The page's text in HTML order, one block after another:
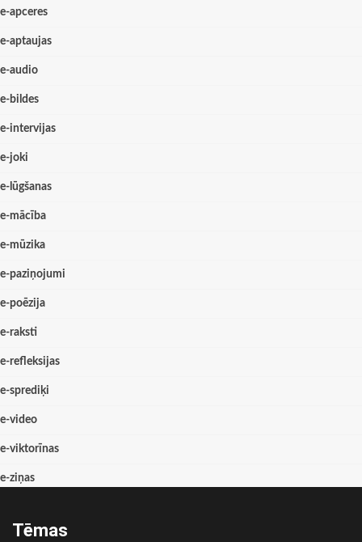
e-apceres
e-aptaujas
e-audio
e-bildes
e-intervijas
e-joki
e-lūgšanas
e-mācība
e-mūzika
e-paziņojumi
e-poēzija
e-raksti
e-refleksijas
e-sprediķi
e-video
e-viktorīnas
e-ziņas
Tēmas